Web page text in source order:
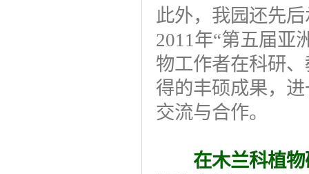
此外，我园还先
2011年“第五届亚
物工作者在科研
得的丰硕成果，
交流与合作。
在木兰科植